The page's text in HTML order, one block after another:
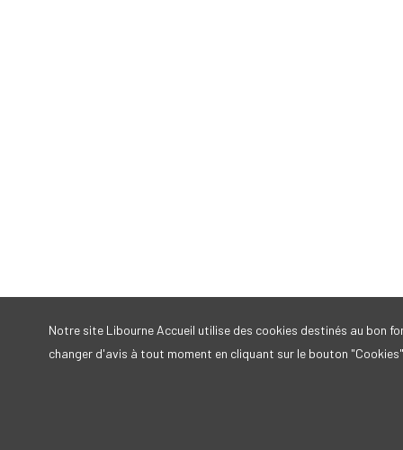
Notre site Libourne Accueil utilise des cookies destinés au bon
changer d'avis à tout moment en cliquant sur le bouton